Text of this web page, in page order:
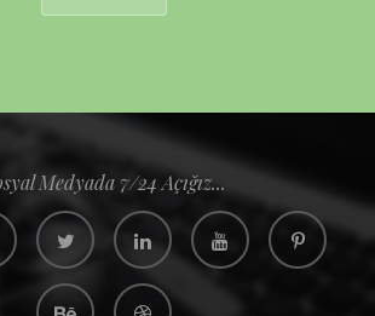
Medyada 7/24 Açığız...